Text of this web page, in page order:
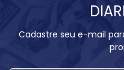
Cadastre seu e-mail